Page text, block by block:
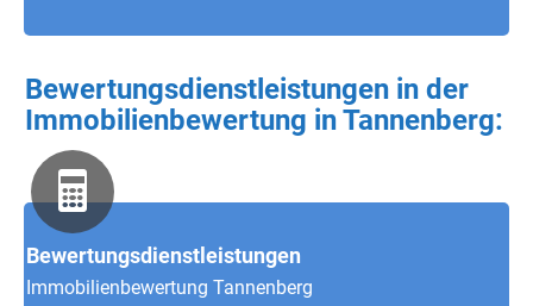
Bewertungsdienstleistungen in der
Immobilienbewertung in Tannenberg:
Bewertungsdienstleistungen
Immobilienbewertung Tannenberg